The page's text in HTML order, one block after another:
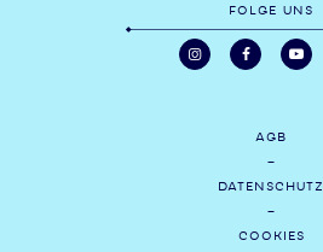
FOLGE UNS
AGB
DATENSCHUTZ
COOKIES